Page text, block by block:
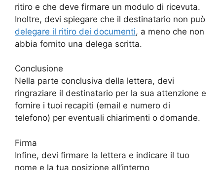
ritiro e che deve firmare un modulo di ricevuta.
Inoltre, devi spiegare che il destinatario non può
delegare il ritiro dei documenti, a meno che non
abbia fornito una delega scritta.
Conclusione
Nella parte conclusiva della lettera, devi
ringraziare il destinatario per la sua attenzione e
fornire i tuoi recapiti (email e numero di
telefono) per eventuali chiarimenti o domande.
Firma
Infine, devi firmare la lettera e indicare il tuo
nome e la tua posizione all’interno